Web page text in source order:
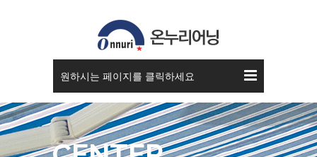
원하시는 페이지를 클릭하세요